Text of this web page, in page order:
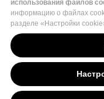
2026
Turizm İşletme Belge